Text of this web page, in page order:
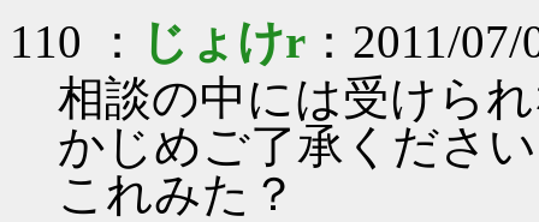
110 ： じょけr ：2011/
相談の中には受けら
かじめご了承くださ
これみた？